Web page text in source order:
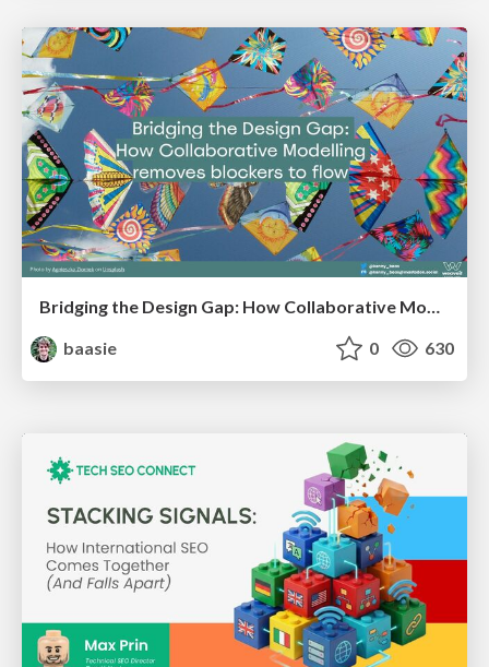
Bridging the Design Gap: How Collaborative Modelling removes blockers to flow between stakeholders and teams @FastFlow conf
baasie
0 630